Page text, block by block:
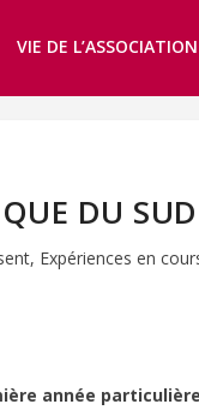
VIE DE L’ASSOCIATION
DU SUD
, Expériences en
année